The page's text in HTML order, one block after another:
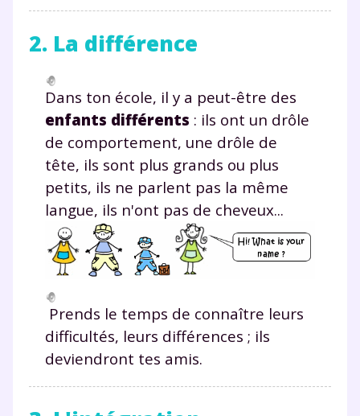
2. La différence
Dans ton école, il y a peut-être des
enfants différents : ils ont un drôle
de comportement, une drôle de
tête, ils sont plus grands ou plus
petits, ils ne parlent pas la même
langue, ils n'ont pas de cheveux...
Prends le temps de connaître leurs
difficultés, leurs différences ; ils
deviendront tes amis.